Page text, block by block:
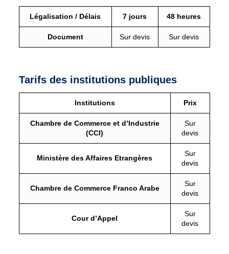
Légalisation / Délais 7 jours 48 heures
Document Sur devis Sur devis
Tarifs des institutions publiques
Institutions Prix
Chambre de Commerce et d’Industrie
(CCI)
Sur
devis
Ministère des Affaires Etrangères
Sur
devis
Chambre de Commerce Franco Arabe
Sur
devis
Cour d’Appel
Sur
devis